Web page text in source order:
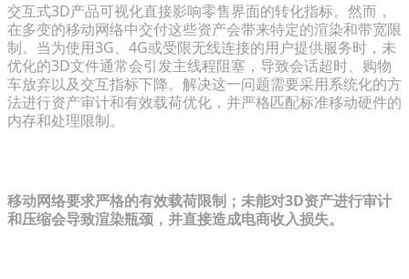
交互式3D产品可视化直接影响零售界面的转化指标。然而，
在多变的移动网络中交付这些资产会带来特定的渲染和带宽限
制。当为使用3G、4G或受限无线连接的用户提供服务时，未
优化的3D文件通常会引发主线程阻塞，导致会话超时、购物
车放弃以及交互指标下降。解决这一问题需要采用系统化的方
法进行资产审计和有效载荷优化，并严格匹配标准移动硬件的
内存和处理限制。
移动网络要求严格的有效载荷限制；未能对3D资产进行审计
和压缩会导致渲染瓶颈，并直接造成电商收入损失。